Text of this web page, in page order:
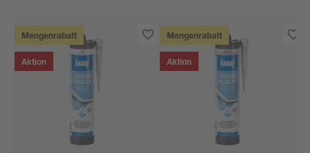
Mengenrabatt
Aktion
Mengenrabatt
Aktion